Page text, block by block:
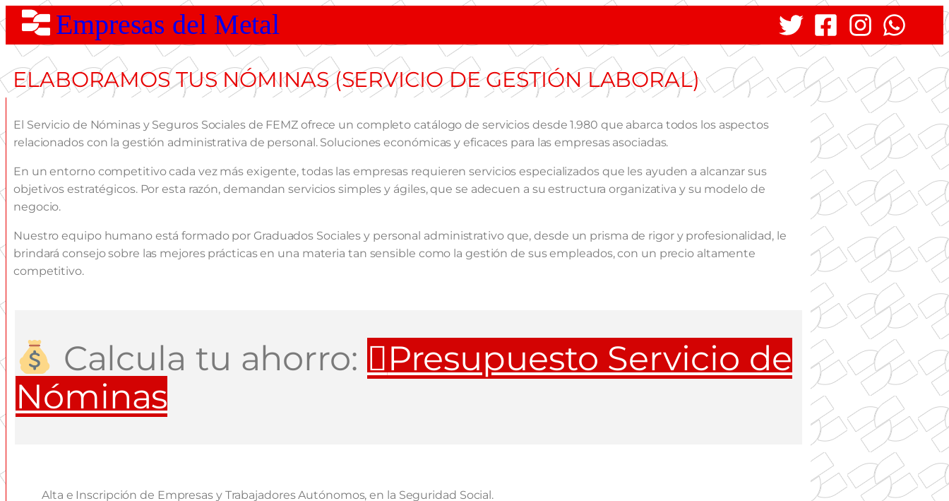
Empresas del Metal
ELABORAMOS TUS NÓMINAS (SERVICIO DE GESTIÓN LABORAL)
El Servicio de Nóminas y Seguros Sociales de FEMZ ofrece un completo catálogo de servicios desde 1.980 que abarca todos los aspectos
relacionados con la gestión administrativa de personal. Soluciones económicas y eficaces para las empresas asociadas.
En un entorno competitivo cada vez más exigente, todas las empresas requieren servicios especializados que les ayuden a alcanzar sus
objetivos estratégicos. Por esta razón, demandan servicios simples y ágiles, que se adecuen a su estructura organizativa y su modelo de
negocio.
Nuestro equipo humano está formado por Graduados Sociales y personal administrativo que, desde un prisma de rigor y profesionalidad, le
brindará consejo sobre las mejores prácticas en una materia tan sensible como la gestión de sus empleados, con un precio altamente
competitivo.
Calcula tu ahorro:
Presupuesto Servicio de
Nóminas
Alta e Inscripción de Empresas y Trabajadores Autónomos, en la Seguridad Social.